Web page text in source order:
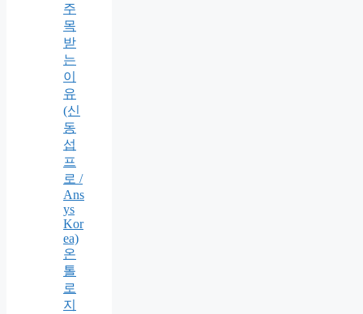
주
목
받
는
이
유
(신
동
섭
프
로 /
Ans
ys
Kor
ea)
온
톨
로
지